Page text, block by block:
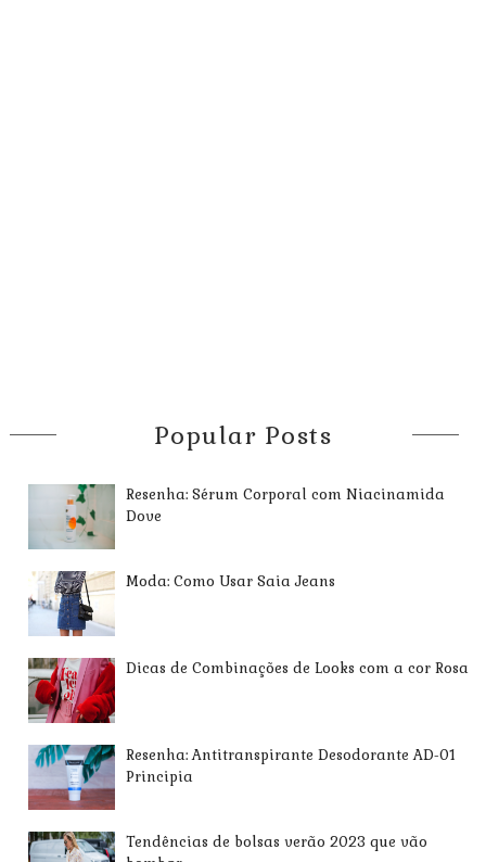
Popular Posts
Resenha: Sérum Corporal com Niacinamida
Dove
Moda: Como Usar Saia Jeans
Dicas de Combinações de Looks com a cor Rosa
Resenha: Antitranspirante Desodorante AD-01
Principia
Tendências de bolsas verão 2023 que vão